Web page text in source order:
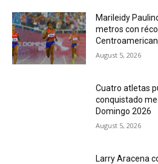
Marileidy
metros con
August 5, 2026
Cuatro atletas
conquistado
Domingo 2026
August 5, 2026
Larry Aracena